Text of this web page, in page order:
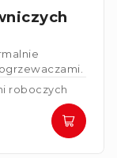
roboczych